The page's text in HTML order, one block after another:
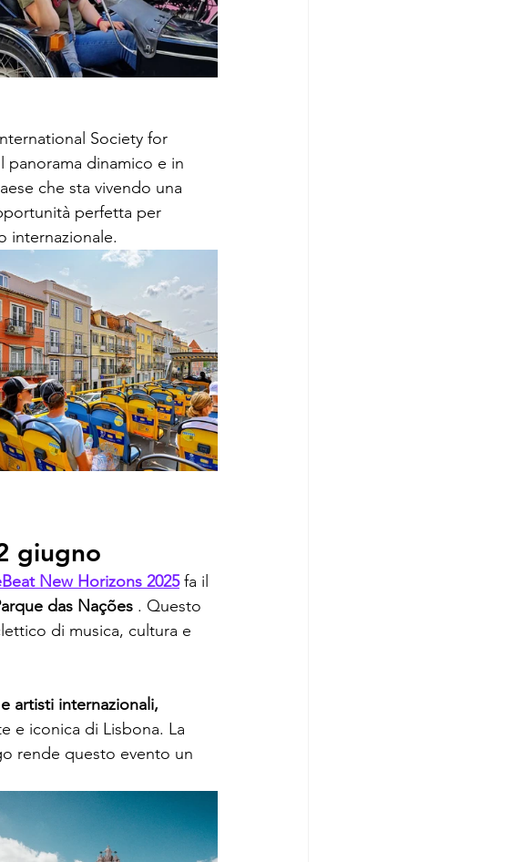
Society for
panorama dinamico e in
che sta vivendo una
perfetta per
internazionale.
giugno
New Horizons 2025 fa il
das Nações . Questo
di musica, cultura e
artisti internazionali,
e iconica di Lisbona. La
rende questo evento un